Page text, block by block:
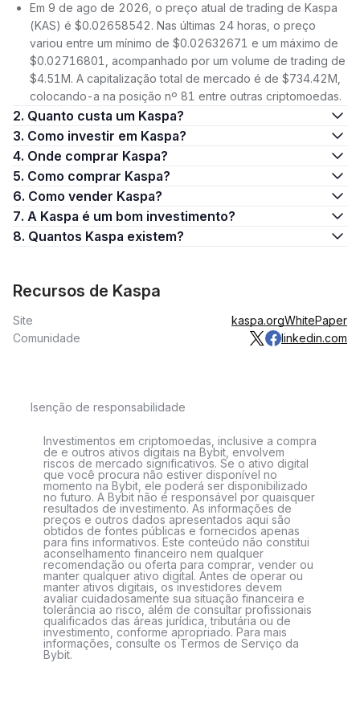
Em 9 de ago de 2026, o preço atual de trading de Kaspa
(KAS) é $0.02658542. Nas últimas 24 horas, o preço
variou entre um mínimo de $0.02632671 e um máximo de
$0.02716801, acompanhado por um volume de trading de
$4.51M. A capitalização total de mercado é de $734.42M,
colocando-a na posição nº 81 entre outras criptomoedas.
2. Quanto custa um Kaspa?
3. Como investir em Kaspa?
4. Onde comprar Kaspa?
5. Como comprar Kaspa?
6. Como vender Kaspa?
7. A Kaspa é um bom investimento?
8. Quantos Kaspa existem?
Recursos de Kaspa
Site kaspa.orgWhitePaper
Comunidade
linkedin.com
Isenção de responsabilidade
Investimentos em criptomoedas, inclusive a compra
de e outros ativos digitais na Bybit, envolvem
riscos de mercado significativos. Se o ativo digital
que você procura não estiver disponível no
momento na Bybit, ele poderá ser disponibilizado
no futuro. A Bybit não é responsável por quaisquer
resultados de investimento. As informações de
preços e outros dados apresentados aqui são
obtidos de fontes públicas e fornecidos apenas
para fins informativos. Este conteúdo não constitui
aconselhamento financeiro nem qualquer
recomendação ou oferta para comprar, vender ou
manter qualquer ativo digital. Antes de operar ou
manter ativos digitais, os investidores devem
avaliar cuidadosamente sua situação financeira e
tolerância ao risco, além de consultar profissionais
qualificados das áreas jurídica, tributária ou de
investimento, conforme apropriado. Para mais
informações, consulte os Termos de Serviço da
Bybit.